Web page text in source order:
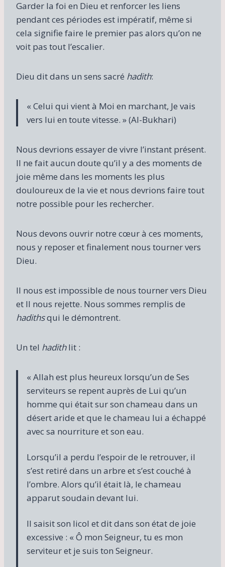
Garder la foi en Dieu et renforcer les liens
pendant ces périodes est impératif, même si
cela signifie faire le premier pas alors qu’on ne
voit pas tout l’escalier.
Dieu dit dans un sens sacré hadith:
« Celui qui vient à Moi en marchant, Je vais
vers lui en toute vitesse. » (Al-Bukhari)
Nous devrions essayer de vivre l’instant présent.
Il ne fait aucun doute qu’il y a des moments de
joie même dans les moments les plus
douloureux de la vie et nous devrions faire tout
notre possible pour les rechercher.
Nous devons ouvrir notre cœur à ces moments,
nous y reposer et finalement nous tourner vers
Dieu.
Il nous est impossible de nous tourner vers Dieu
et Il nous rejette. Nous sommes remplis de
hadithsqui le démontrent.
Un tel hadithlit :
« Allah est plus heureux lorsqu’un de Ses
serviteurs se repent auprès de Lui qu’un
homme qui était sur son chameau dans un
désert aride et que le chameau lui a échappé
avec sa nourriture et son eau.
Lorsqu’il a perdu l’espoir de le retrouver, il
s’est retiré dans un arbre et s’est couché à
l’ombre. Alors qu’il était là, le chameau
apparut soudain devant lui.
Il saisit son licol et dit dans son état de joie
excessive : « Ô mon Seigneur, tu es mon
serviteur et je suis ton Seigneur.